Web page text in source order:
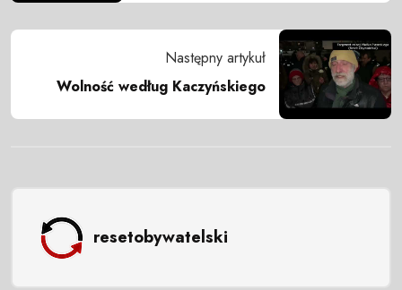
Następny artykuł
Wolność według Kaczyńskiego
resetobywatelski